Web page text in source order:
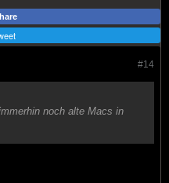
#14
noch alte Macs in